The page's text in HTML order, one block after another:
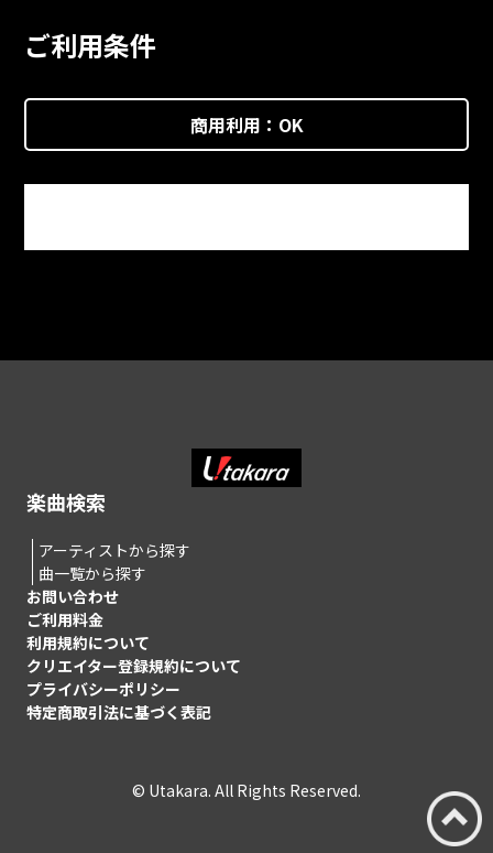
ご利用条件
商用利用： OK
楽曲検索
アーティストから探す
曲一覧から探す
お問い合わせ
ご利用料金
利用規約について
クリエイター登録規約について
プライバシーポリシー
特定商取引法に基づく表記
© Utakara. All Rights Reserved.